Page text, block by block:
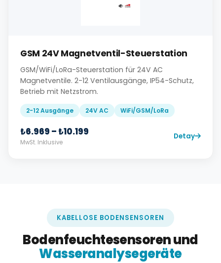
GSM 24V Magnetventil-Steuerstation
GSM/WiFi/LoRa-Steuerstation für 24V AC
Magnetventile. 2-12 Ventilausgänge, IP54-Schutz,
Betrieb mit Netzstrom.
2-12 Ausgänge 24V AC WiFi/GSM/LoRa
₺6.969 – ₺10.199
MwSt. Inklusive
Detay
KABELLOSE BODENSENSOREN
Bodenfeuchtesensoren und
Wasseranalysegeräte